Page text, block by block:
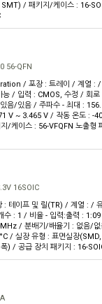
SMT) / 패키지/케이스 : 16-
56-QFN
/ 포장 : 트레이 / 계열 : /
/ 입력 : CMOS, 수정 / 회
음/있음 / 주파수 - 최대 :
V ~ 3.465 V / 작동 온도 : -
/케이스 : 56-VFQFN 노출형
16SOIC
테이프 및 릴(TR) / 계열 : /
: 1 / 비율 - 입력:출력 :
/ 분배기/배율기 : 없음/
/ 실장 유형 : 표면실장
) / 공급 장치 패키지 : 16-